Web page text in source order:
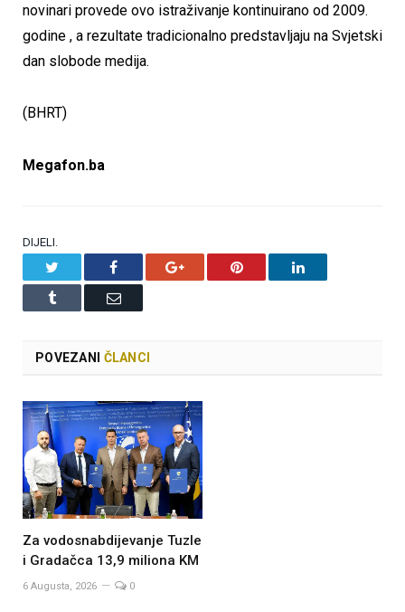
novinari provede ovo istraživanje kontinuirano od 2009.
godine , a rezultate tradicionalno predstavljaju na Svjetski
dan slobode medija.
(BHRT)
Megafon.ba
DIJELI.
Facebook Google+ Pinterest LinkedIn
Tumblr Email
POVEZANI ČLANCI
Za vodosnabdijevanje Tuzle
i Gradačca 13,9 miliona KM
6 Augusta, 2026 0